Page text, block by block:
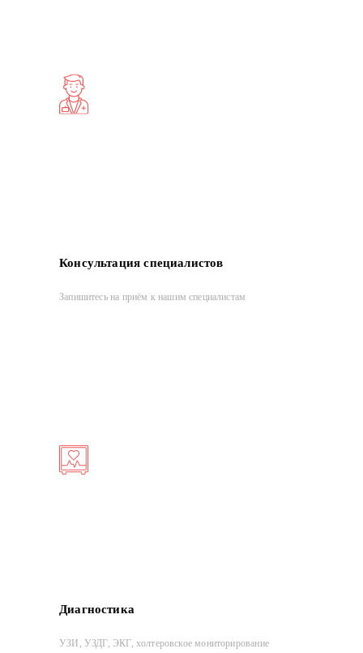
Консультация специалистов
Запишитесь на приём к нашим специалистам
Диагностика
УЗИ, УЗДГ, ЭКГ, холтеровское мониторирование